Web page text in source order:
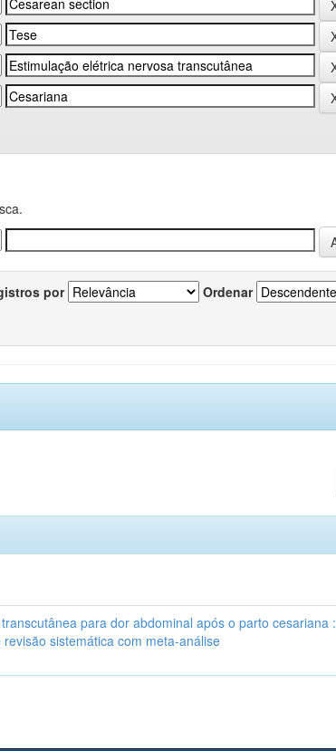
por Ordenar
para dor abdominal após o parto cesariana :
sistemática com meta-análise